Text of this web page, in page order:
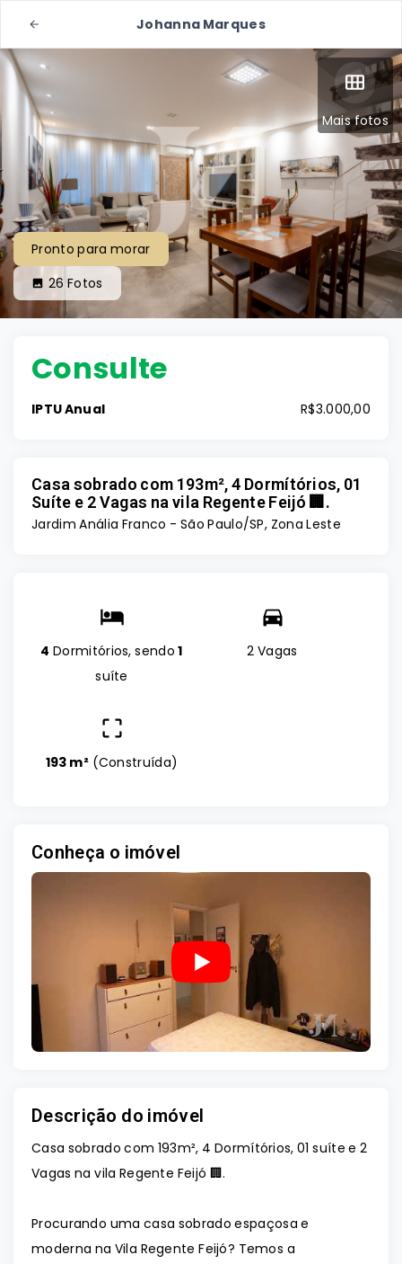
Johanna Marques
Mais fotos
Pronto para morar
26 Fotos
Consulte
IPTU Anual R$3.000,00
Casa sobrado com 193m², 4 Dormítórios, 01
Suíte e 2 Vagas na vila Regente Feijó 🏢.
Jardim Anália Franco - São Paulo/SP, Zona Leste
4 Dormitórios, sendo1
suíte
2 Vagas
193 m² (Construída)
Conheça o imóvel
Descrição do imóvel
Casa sobrado com 193m², 4 Dormítórios, 01 suíte e 2
Vagas na vila Regente Feijó 🏢.
Procurando uma casa sobrado espaçosa e
moderna na Vila Regente Feijó? Temos a